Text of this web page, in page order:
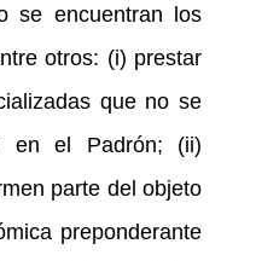
se encuentran los
otros: (i) prestar
que no se
en el Padrón; (ii)
parte del objeto
preponderante